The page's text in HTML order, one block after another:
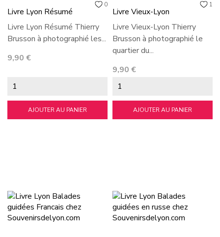
0
Livre Lyon Résumé
Livre Lyon Résumé Thierry
Brusson à photographié les...
Prix
9,90 €
AJOUTER AU PANIER
1
Livre Vieux-Lyon
Livre Vieux-Lyon Thierry
Brusson à photographié le
quartier du...
Prix
9,90 €
AJOUTER AU PANIER